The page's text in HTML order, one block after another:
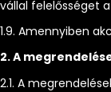
vállal felelősséget
1.9. Amennyiben
2. A
2.1. A